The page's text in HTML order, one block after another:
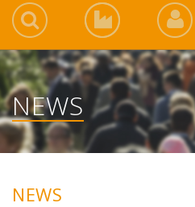
NEWS
NEWS